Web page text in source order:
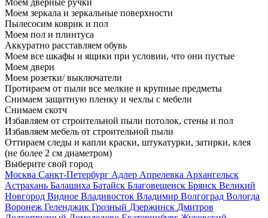
Моем дверные ручки
Моем зеркала и зеркальные поверхности
Пылесосим коврик и пол
Моем пол и плинтуса
Аккуратно расставляем обувь
Моем все шкафы и ящики при условии, что они пустые
Моем двери
Моем розетки/ выключатели
Протираем от пыли все мелкие и крупные предметы
Снимаем защитную пленку и чехлы с мебели
Снимаем скотч
Избавляем от строительной пыли потолок, стены и пол
Избавляем мебель от строительной пыли
Оттираем следы и капли краски, штукатурки, затирки, клея
(не более 2 см диаметром)
Выберите свой город
Москва Санкт-Петербург Адлер Апрелевка Архангельск
Астрахань Балашиха Батайск Благовещенск Брянск Великий
Новгород Видное Владивосток Владимир Волгоград Вологда
Воронеж Геленджик Грозный Дзержинск Дмитров